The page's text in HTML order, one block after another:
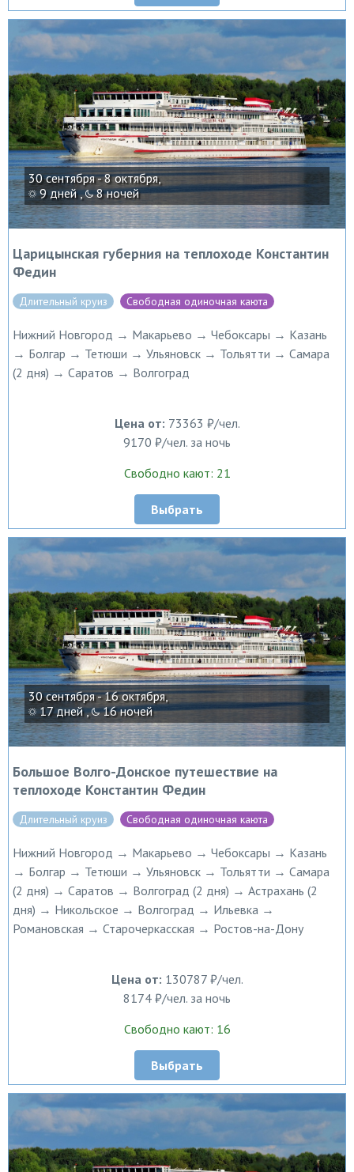
30 сентября - 8 октября,
9 дней , 8 ночей
Царицынская губерния на теплоходе Константин
Федин
Длительный круиз Свободная одиночная каюта
Нижний Новгород → Макарьево → Чебоксары → Казань
→ Болгар → Тетюши → Ульяновск → Тольятти → Самара
(2 дня) → Саратов → Волгоград
Цена от: 73363 ₽/чел.
9170 ₽/чел. за ночь
Свободно кают: 21
Выбрать
30 сентября - 16 октября,
17 дней , 16 ночей
Большое Волго-Донское путешествие на
теплоходе Константин Федин
Длительный круиз Свободная одиночная каюта
Нижний Новгород → Макарьево → Чебоксары → Казань
→ Болгар → Тетюши → Ульяновск → Тольятти → Самара
(2 дня) → Саратов → Волгоград (2 дня) → Астрахань (2
дня) → Никольское → Волгоград → Ильевка →
Романовская → Старочеркасская → Ростов-на-Дону
Цена от: 130787 ₽/чел.
8174 ₽/чел. за ночь
Свободно кают: 16
Выбрать